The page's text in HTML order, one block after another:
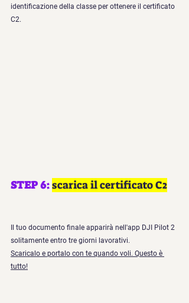
identificazione della classe per ottenere il certificato
C2.
STEP 6: scarica il certificato C2
Il tuo documento finale apparirà nell'app DJI Pilot 2
solitamente entro tre giorni lavorativi.
Scaricalo e portalo con te quando voli. Questo è
tutto!